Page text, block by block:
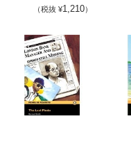
（税抜 ¥1,210）